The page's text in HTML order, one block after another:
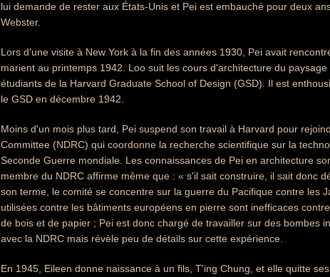
lui demande de rester aux États-Unis et Pei est embauché pour deux
Webster.
Lors d'une visite à New York à la fin des années 1930, Pei avait
marient au printemps 1942. Loo suit les cours d'architecture du
étudiants de la Harvard Graduate School of Design (GSD). Il est
le GSD en décembre 1942.
Moins d'un mois plus tard, Pei suspend son travail à Harvard pour
Committee (NDRC) qui coordonne la recherche scientifique sur la
Seconde Guerre mondiale. Les connaissances de Pei en architecture
membre du NDRC affirme même que : « s'il sait construire, il sait donc
son terme, le comité se concentre sur la guerre du Pacifique contre les
utilisées contre les bâtiments européens en pierre sont inefficaces
de bois et de papier ; Pei est donc chargé de travailler sur des bombes
avec la NDRC mais révèle peu de détails sur cette expérience.
En 1945, Eileen donne naissance à un fils, T'ing Chung, et elle quitte